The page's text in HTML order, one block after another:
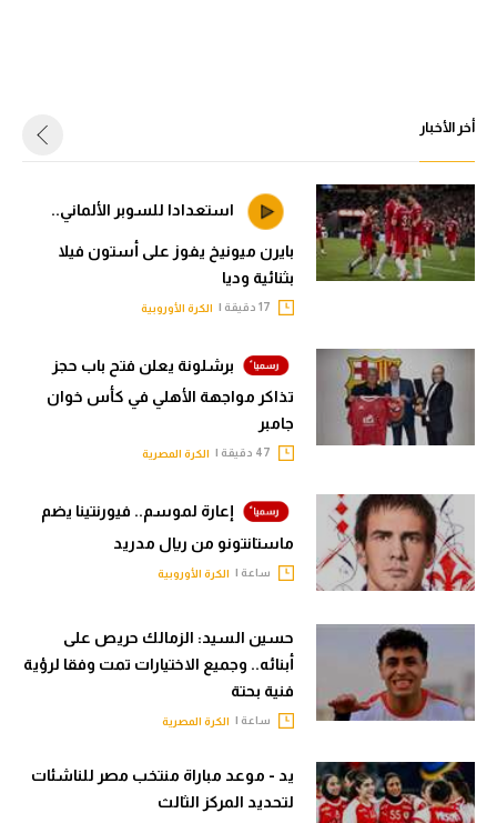
أخر الأخبار
استعدادا للسوبر الألماني..
بايرن ميونيخ يفوز على أستون فيلا
بثنائية وديا
الكرة الأوروبية
برشلونة يعلن فتح باب حجز
تذاكر مواجهة الأهلي في كأس خوان
جامبر
الكرة المصرية
إعارة لموسم.. فيورنتينا يضم
ماستانتونو من ريال مدريد
ساعة | الكرة الأوروبية
حسين السيد: الزمالك حريص على
أبنائه.. وجميع الاختيارات تمت وفقا لرؤية
فنية بحتة
ساعة | الكرة المصرية
يد - موعد مباراة منتخب مصر للناشئات
لتحديد المركز الثالث